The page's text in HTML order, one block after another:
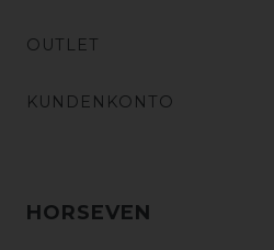
OUTLET
KUNDENKONTO
HORSEVEN